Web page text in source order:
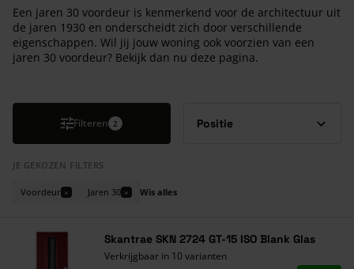
Een jaren 30 voordeur is kenmerkend voor de architectuur uit
de jaren 1930 en onderscheidt zich door verschillende
eigenschappen. Wil jij jouw woning ook voorzien van een
jaren 30 voordeur? Bekijk dan nu deze pagina.
Filteren 2
JE GEKOZEN FILTERS
Voordeur × Jaren 30 × Wis alles
Skantrae SKN 2724 GT-15 ISO Blank Glas
Verkrijgbaar in 10 varianten